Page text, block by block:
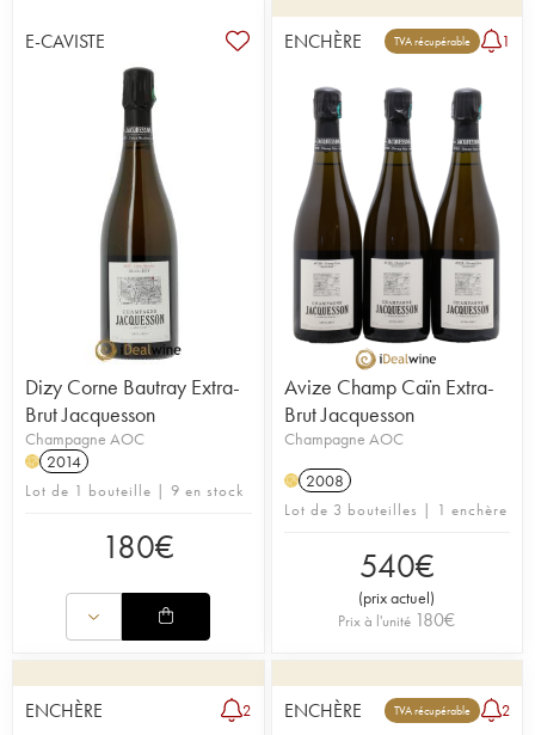
E-CAVISTE
Dizy Corne Bautray Extra-
Brut Jacquesson
Champagne AOC
H 2014
Lot de 1 bouteille | 9 en stock
180€
ENCHÈRE TVA récupérable 1
Avize Champ Caïn Extra-
Brut Jacquesson
Champagne AOC
H 2008
Lot de 3 bouteilles | 1 enchère
540€
(prix actuel)
Prix à l'unité 180€
ENCHÈRE 2 ENCHÈRE TVA récupérable 2